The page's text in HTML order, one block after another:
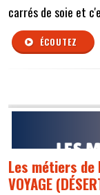
carrés de soie et
ÉCOUTEZ
Les métiers de
VOYAGE